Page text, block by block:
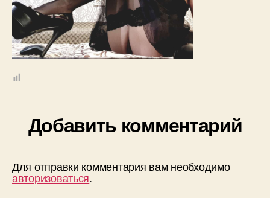
Добавить комментарий
Для отправки комментария вам необходимо
авторизоваться.